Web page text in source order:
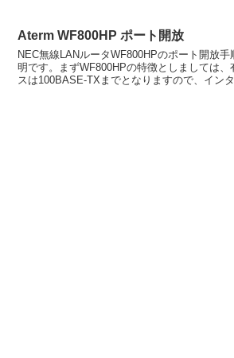
Aterm WF800HP ポート開放
NEC無線LANルータWF800HPのポート開放
明です。まずWF800HPの特徴としましては、
スは100BASE-TXまでとなりますので、イン